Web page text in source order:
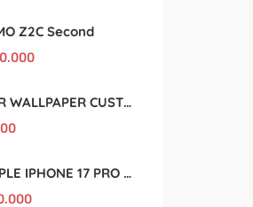
Z2C Second
SUPPLIER WALLPAPER CUSTOM TERBAIK MALANG
JUAL APPLE IPHONE 17 PRO MAX MURAH DAN ORIGINAL